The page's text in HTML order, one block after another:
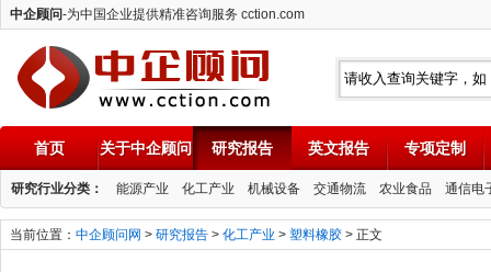
中企顾问-为中国企业提供精准咨询服务 cction.com
中企顾问
首页 关于中企顾问 研究报告 英文报告 专项定制
研究行业分类： 能源产业 化工产业 机械设备 交通物流 农业食品 通信电
当前位置： 中企顾问网 > 研究报告 > 化工产业 > 塑料橡胶 > 正文